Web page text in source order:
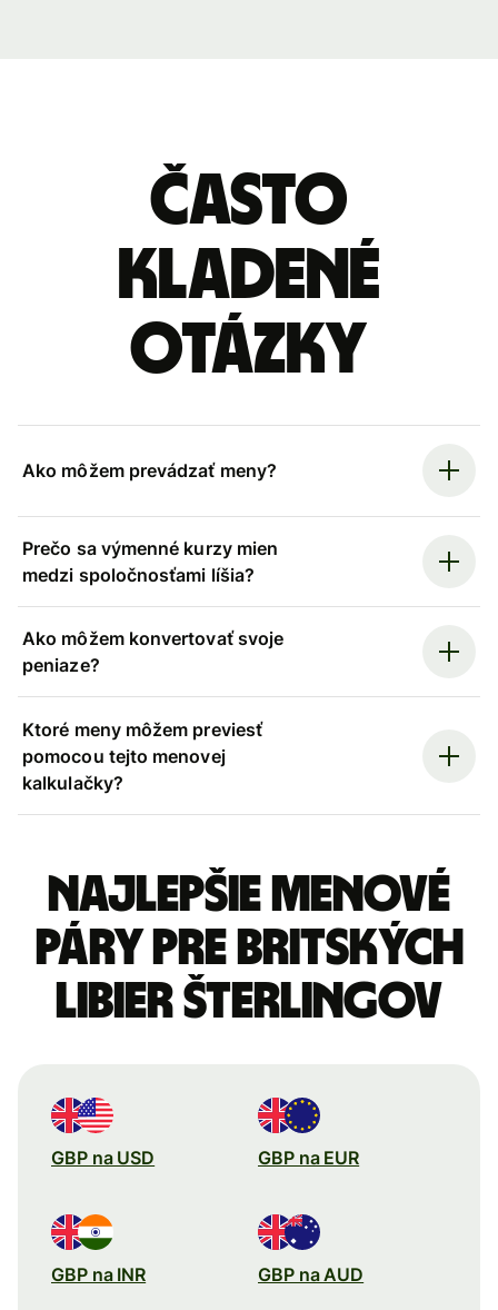
Často
kladené
otázky
Ako môžem prevádzať meny?
Prečo sa výmenné kurzy mien
medzi spoločnosťami líšia?
Ako môžem konvertovať svoje
peniaze?
Ktoré meny môžem previesť
pomocou tejto menovej
kalkulačky?
Najlepšie menové
páry pre Britských
libier šterlingov
GBP na USD GBP na EUR
GBP na INR GBP na AUD